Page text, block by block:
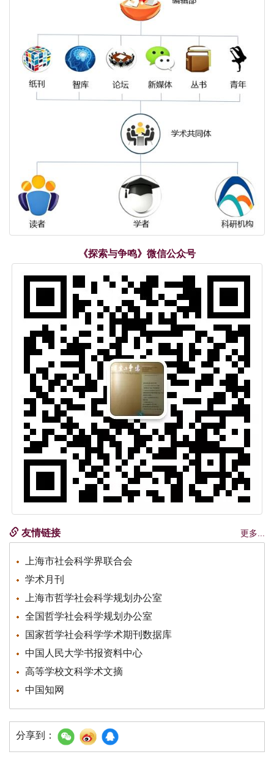
《探索与争鸣》微信公众号
友情链接 更多...
上海市社会科学界联合会
学术月刊
上海市哲学社会科学规划办公室
全国哲学社会科学规划办公室
国家哲学社会科学学术期刊数据库
中国人民大学书报资料中心
高等学校文科学术文摘
中国知网
分享到：